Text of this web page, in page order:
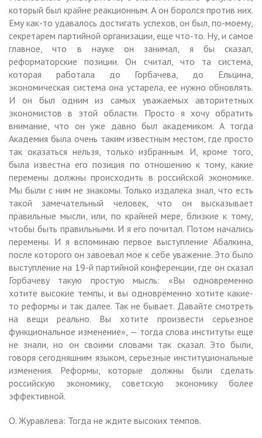
который был крайне реакционным. А он боролся против них.
Ему как-то удавалось достигать успехов, он был, по-моему,
секретарем партийной организации, еще что-то. Ну, и самое
главное, что в науке он занимал, я бы сказал,
реформаторские позиции. Он считал, что та система,
которая работала до Горбачева, до Ельцина,
экономическая система она устарела, ее нужно обновлять.
И он был одним из самых уважаемых авторитетных
экономистов в этой области. Просто я хочу обратить
внимание, что он уже давно был академиком. А тогда
Академия была очень таким известным местом, где просто
так оказаться нельзя, только избранным. И, кроме того,
была известна его позиция по отношению к тому, какие
перемены должны происходить в российской экономике.
Мы были с ним не знакомы. Только издалека знал, что есть
такой замечательный человек, что он высказывает
правильные мысли, или, по крайней мере, близкие к тому,
чтобы быть правильными. И я его почитал. Потом начались
перемены. И я вспоминаю первое выступление Абалкина,
после которого он завоевал мое к себе уважение. Это было
выступление на 19-й партийной конференции, где он сказал
Горбачеву такую простую мысль: «Вы одновременно
хотите высокие темпы, и вы одновременно хотите какие-
то реформы и так далее. Так не бывает. Давайте смотреть
на вещи реально. Вы хотите произвести серьезное
функциональное изменение», — тогда слова институты еще
не знали, но он своими словами так сказал. Это были,
говоря сегодняшним языком, серьезные институциональные
изменения. Реформы, которые должны были сделать
российскую экономику, советскую экономику более
эффективной.
О. Журавлева: Тогда не ждите высоких темпов.